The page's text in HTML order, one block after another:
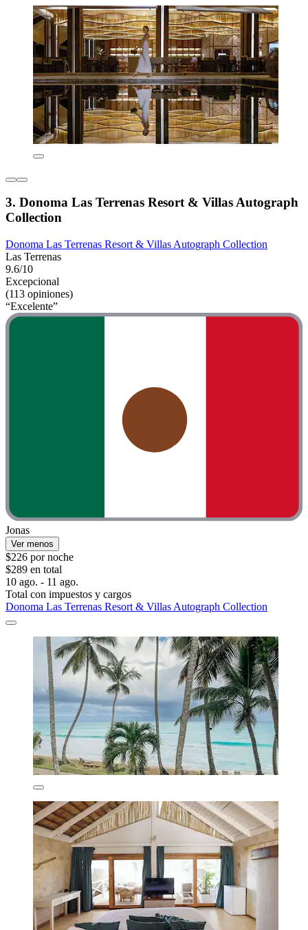
3. Donoma Las Terrenas Resort & Villas Autograph
Collection
Donoma Las Terrenas Resort & Villas Autograph Collection
Las Terrenas
9.6/10
Excepcional
(113 opiniones)
“Excelente”
Jonas
Ver menos
$226 por noche
$289 en total
10 ago. - 11 ago.
Total con impuestos y cargos
Donoma Las Terrenas Resort & Villas Autograph Collection